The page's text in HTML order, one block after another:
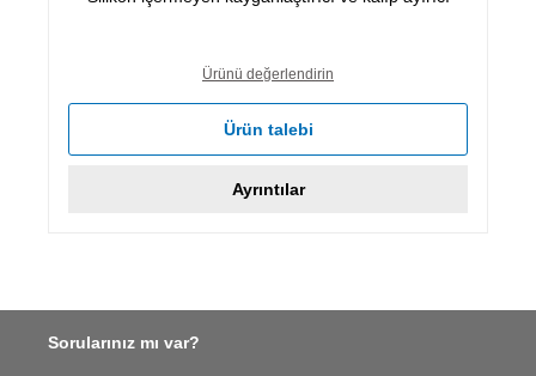
Ürünü değerlendirin
Ürün talebi
Ayrıntılar
Sorularınız mı var?